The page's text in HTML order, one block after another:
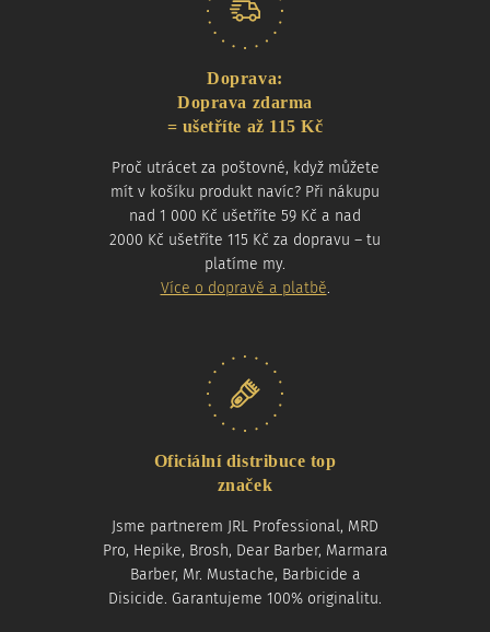
Doprava:
Doprava zdarma
= ušetříte až 115 Kč
Proč utrácet za poštovné, když můžete
mít v košíku produkt navíc? Při nákupu
nad 1 000 Kč ušetříte 59 Kč a nad
2000 Kč ušetříte 115 Kč za dopravu – tu
platíme my.
Více o dopravě a platbě.
Oficiální distribuce top
značek
Jsme partnerem JRL Professional, MRD
Pro, Hepike, Brosh, Dear Barber, Marmara
Barber, Mr. Mustache, Barbicide a
Disicide. Garantujeme 100% originalitu.